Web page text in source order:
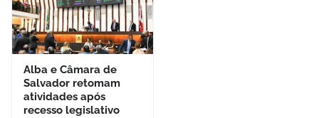
Alba e Câmara de
Salvador retomam
atividades após
recesso legislativo